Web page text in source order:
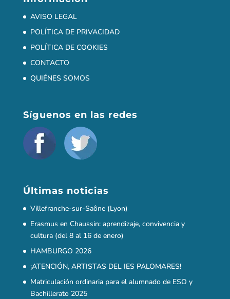
AVISO LEGAL
POLÍTICA DE PRIVACIDAD
POLÍTICA DE COOKIES
CONTACTO
QUIÉNES SOMOS
Síguenos en las redes
Últimas noticias
Villefranche-sur-Saône (Lyon)
Erasmus en Chaussin: aprendizaje, convivencia y
cultura (del 8 al 16 de enero)
HAMBURGO 2026
¡ATENCIÓN, ARTISTAS DEL IES PALOMARES!
Matriculación ordinaria para el alumnado de ESO y
Bachillerato 2025